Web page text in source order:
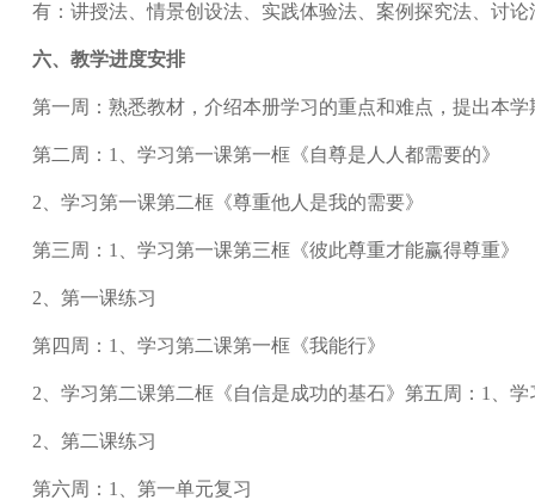
有：讲授法、情景创设法、实践体验法、案例探究法、讨
六、教学进度安排
第一周：熟悉教材，介绍本册学习的重点和难点，提出本
第二周：1、学习第一课第一框《自尊是人人都需要的》
2、学习第一课第二框《尊重他人是我的需要》
第三周：1、学习第一课第三框《彼此尊重才能赢得尊重》
2、第一课练习
第四周：1、学习第二课第一框《我能行》
2、学习第二课第二框《自信是成功的基石》第五周：1、
2、第二课练习
第六周：1、第一单元复习